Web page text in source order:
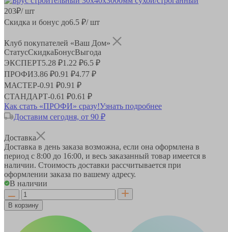
203₽/ шт
Скидка и бонус до6.5 ₽/ шт
Клуб покупателей «Ваш Дом»
СтатусСкидкаБонусВыгода
ЭКСПЕРТ5.28 ₽1.22 ₽6.5 ₽
ПРОФИ3.86 ₽0.91 ₽4.77 ₽
МАСТЕР-0.91 ₽0.91 ₽
СТАНДАРТ-0.61 ₽0.61 ₽
Как стать «ПРОФИ» сразу!Узнать подробнее
Доставим сегодня, от 90 ₽
Доставка
Доставка в день заказа возможна, если она оформлена в
период с 8:00 до 16:00, и весь заказанный товар имеется в
наличии. Стоимость доставки рассчитывается при
оформлении заказа по вашему адресу.
В наличии
В корзину